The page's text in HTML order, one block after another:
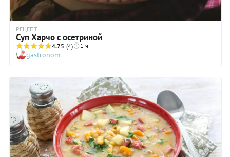
РЕЦЕПТ
Суп Харчо с осетриной
4.75 (4) 1 ч
gastronom